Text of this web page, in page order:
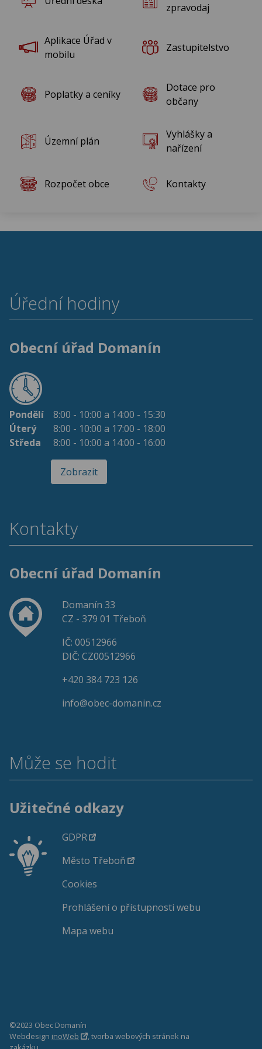
Rok 2014
Rok 2013
Rok 2011
Rok 2010
zpravodaj
Aplikace Úřad v
mobilu
Zastupitelstvo
Poplatky a ceníky
Dotace pro
občany
Územní plán
Vyhlášky a
nařízení
Rozpočet obce Kontakty
Úřední hodiny
Obecní úřad Domanín
Pondělí
8:00 - 10:00 a 14:00 - 15:30
Úterý
8:00 - 10:00 a 17:00 - 18:00
Středa
8:00 - 10:00 a 14:00 - 16:00
Zobrazit
Kontakty
Obecní úřad Domanín
Domanín 33
CZ - 379 01 Třeboň
IČ: 00512966
DIČ: CZ00512966
+420 384 723 126
info@obec-domanin.cz
Může se hodit
Užitečné odkazy
GDPR
Město Třeboň
Cookies
Prohlášení o přístupnosti webu
Mapa webu
©2023 Obec Domanín
Webdesign inoWeb
, tvorba webových stránek na